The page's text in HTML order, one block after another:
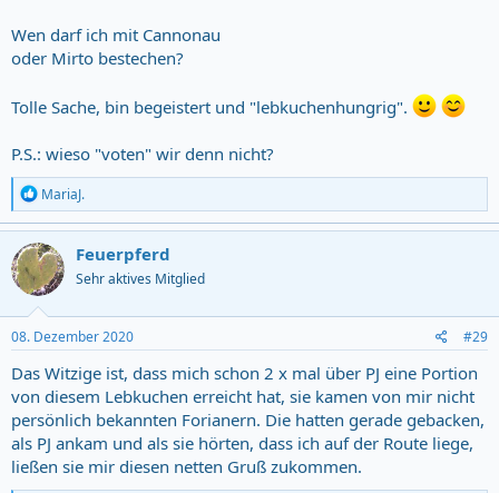
Wen darf ich mit Cannonau
oder Mirto bestechen?
Tolle Sache, bin begeistert und "lebkuchenhungrig".
P.S.: wieso "voten" wir denn nicht?
R
e
a
c
t
i
o
n
s
:
MariaJ.
Feuerpferd
Sehr aktives Mitglied
08. Dezember 2020 #29
Das Witzige ist, dass mich schon 2 x mal über PJ eine Portion
von diesem Lebkuchen erreicht hat, sie kamen von mir nicht
persönlich bekannten Forianern. Die hatten gerade gebacken,
als PJ ankam und als sie hörten, dass ich auf der Route liege,
ließen sie mir diesen netten Gruß zukommen.